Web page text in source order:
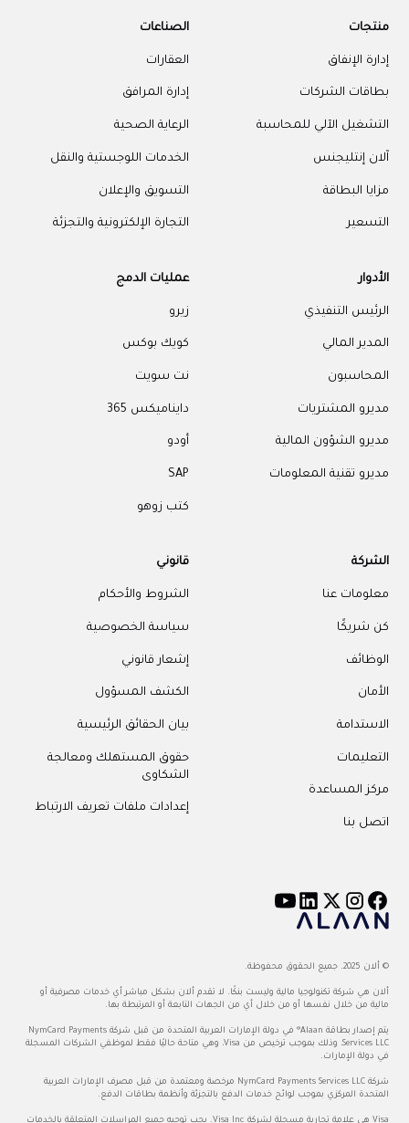
منتجات
إدارة الإنفاق
بطاقات الشركات
التشغيل الآلي للمحاسبة
آلان إنتليجنس
مزايا البطاقة
التسعير
الصناعات
العقارات
إدارة المرافق
الرعاية الصحية
الخدمات اللوجستية والنقل
التسويق والإعلان
التجارة الإلكترونية والتجزئة
الأدوار
الرئيس التنفيذي
المدير المالي
المحاسبون
مديرو المشتريات
مديرو الشؤون المالية
مديرو تقنية المعلومات
عمليات الدمج
زيرو
كويك بوكس
نت سويت
دايناميكس 365
أودو
SAP
كتب زوهو
الشركة
معلومات عنا
كن شريكًا
الوظائف
الأمان
الاستدامة
التعليمات
مركز المساعدة
اتصل بنا
قانوني
الشروط والأحكام
سياسة الخصوصية
إشعار قانوني
الكشف المسؤول
بيان الحقائق الرئيسية
حقوق المستهلك ومعالجة
الشكاوى
إعدادات ملفات تعريف الارتباط
© ألان 2025. جميع الحقوق محفوظة.
ألان هي شركة تكنولوجيا مالية وليست بنكًا. لا تقدم ألان بشكل مباشر أي خدمات مصرفية أو
مالية من خلال نفسها أو من خلال أي من الجهات التابعة أو المرتبطة بها.
يتم إصدار بطاقة Alaan® في دولة الإمارات العربية المتحدة من قبل شركة NymCard Payments
Services LLC، وذلك بموجب ترخيص من Visa، وهي متاحة حاليًا فقط لموظفي الشركات المسجلة
في دولة الإمارات.
شركة NymCard Payments Services LLC مرخصة ومعتمدة من قبل مصرف الإمارات العربية
المتحدة المركزي بموجب لوائح خدمات الدفع بالتجزئة وأنظمة بطاقات الدفع.
Visa هي علامة تجارية مسجلة لشركة Visa Inc. يجب توجيه جميع المراسلات المتعلقة بالخدمات